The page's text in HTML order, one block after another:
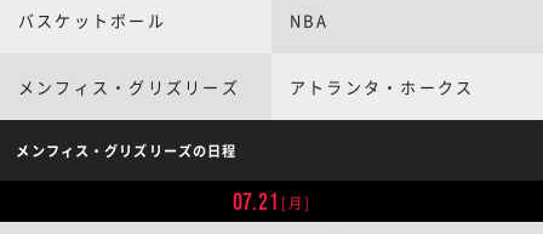
バスケットボール NBA
メンフィス・グリズリーズ アトランタ・ホークス
メンフィス・グリズリーズの日程
07.21 [月]